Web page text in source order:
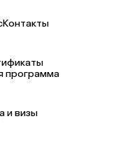
Контакты
программа
и визы